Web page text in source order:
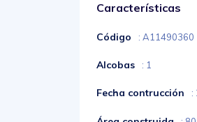
Características
Código : A11490360
Alcobas : 1
Fecha contrucción :